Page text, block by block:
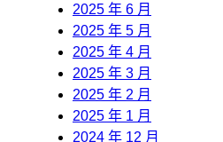
2025 年 6 月
2025 年 5 月
2025 年 4 月
2025 年 3 月
2025 年 2 月
2025 年 1 月
2024 年 12 月